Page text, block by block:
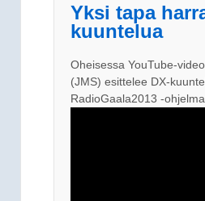
Yksi tapa
kuuntelua
Oheisessa YouTube-
(JMS) esittelee DX-
RadioGaala2013 -